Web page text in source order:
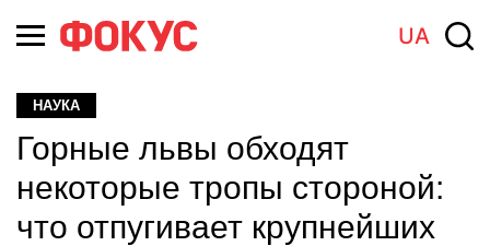
UA
НАУКА
Горные львы обходят
некоторые тропы стороной:
что отпугивает крупнейших